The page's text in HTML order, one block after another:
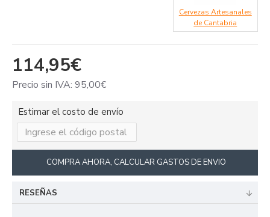
114,95€
Precio sin IVA: 95,00€
Cervezas Artesanales
de Cantabria
Estimar el costo de envío
COMPRA AHORA, CALCULAR GASTOS DE ENVIO
RESEÑAS